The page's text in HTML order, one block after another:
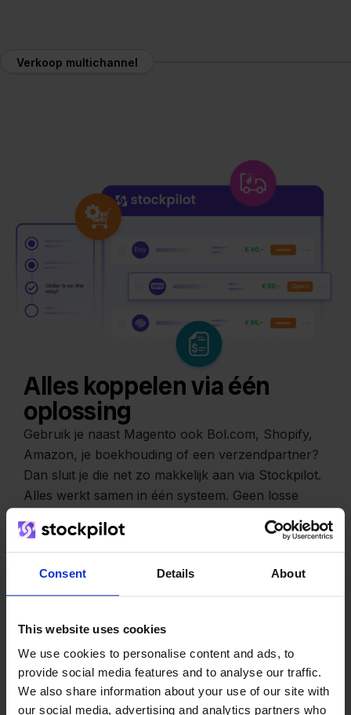
Consent Details About
This website uses cookies
We use cookies to personalise content and ads, to
provide social media features and to analyse our traffic.
We also share information about your use of our site with
our social media, advertising and analytics partners who
Verkoop multichannel
Alles koppelen via één
oplossing
Gebruik je naast Magento ook Bol.com, Shopify,
Amazon, je boekhouding of een verzendpartner?
Dan sluit je die net zo makkelijk aan via Stockpilot.
Alles werkt samen in één systeem. Geen losse
Het team